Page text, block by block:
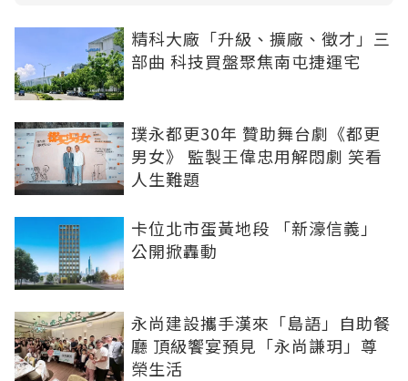
精科大廠「升級、擴廠、徵才」三
部曲 科技買盤聚焦南屯捷運宅
璞永都更30年 贊助舞台劇《都更
男女》 監製王偉忠用解悶劇 笑看
人生難題
卡位北市蛋黃地段 「新濠信義」
公開掀轟動
永尚建設攜手漢來「島語」自助餐
廳 頂級饗宴預見「永尚謙玥」尊
榮生活